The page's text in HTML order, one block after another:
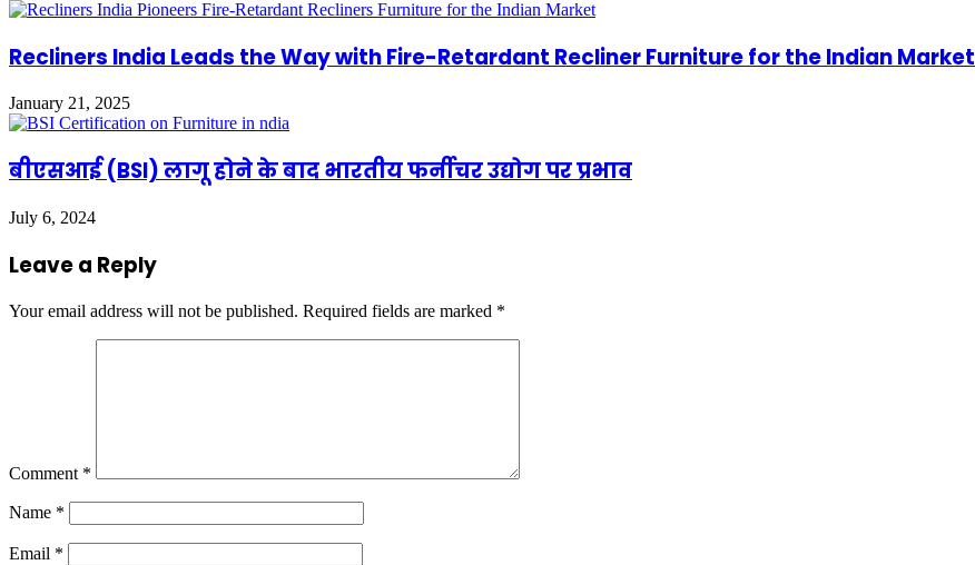
Recliners India Leads the Way with Fire-Retardant Recliner Furniture for the Indian Market
January 21, 2025
बीएसआई (BSI) लागू होने के बाद भारतीय फर्नीचर उद्योग पर प्रभाव
July 6, 2024
Leave a Reply
Your email address will not be published. Required fields are marked *
Comment *
Name *
Email *